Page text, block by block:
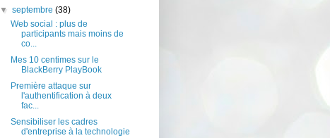
▼septembre(38)
Web social : plus de
participants mais moins de
co...
Mes 10 centimes sur le
BlackBerry PlayBook
Première attaque sur
l'authentification à deux
fac...
Sensibiliser les cadres
d'entreprise à la technologie